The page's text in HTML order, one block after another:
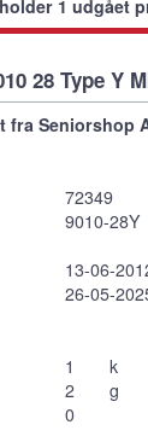
1 udgået
28 Type Y
fra Seniorshop
72349
9010-28Y
13-06-
26-05-
1
2
0
k
g